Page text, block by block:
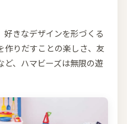
きなデザインを形づくる
作りだすことの楽しさ、友
ど、ハマビーズは無限の遊